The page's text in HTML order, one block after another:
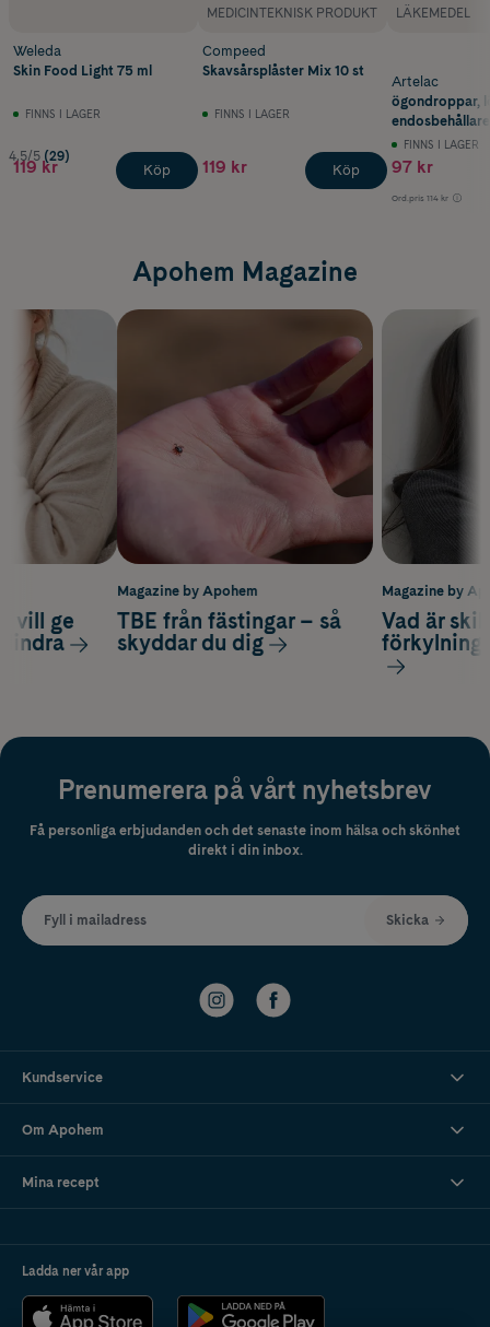
Weleda
Skin Food Light 75 ml
FINNS I LAGER
4.5/5 (29)
119 kr Köp
MEDICINTEKNISK PRODUKT
Compeed
Skavsårsplåster Mix 10 st
FINNS I LAGER
119 kr Köp
LÄKEMEDEL
Artelac
ögondroppar,
60 st
FINNS I LAGER
97 kr
Ord.pris 114 kr
Apohem Magazine
Magazine by
Vad är
förkylning
vill ge
lindra
Magazine by Apohem
TBE från fästingar – så
skyddar du dig
Prenumerera på vårt nyhetsbrev
Få personliga erbjudanden och det senaste inom hälsa och skönhet
direkt i din inbox.
Fyll i mailadress Skicka
Kundservice
Om Apohem
Mina recept
Ladda ner vår app